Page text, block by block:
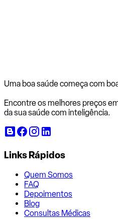
Uma boa saúde começa com
Encontre os melhores preços
da sua saúde com inteligência.
Links Rápidos
Quem Somos
FAQ
Depoimentos
Blog
Consultas Médicas